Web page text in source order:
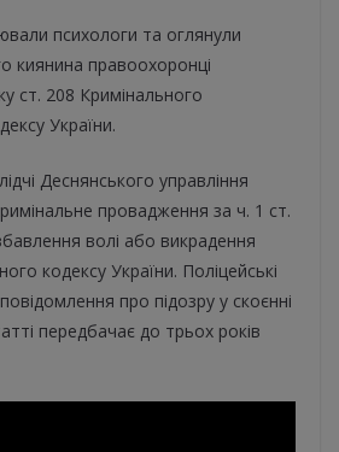
психологи та оглянули
киянина правоохоронці
ст. 208 Кримінального
України.
Деснянського управління
провадження за ч. 1 ст.
волі або викрадення
кодексу України. Поліцейські
про підозру у скоєнні
передбачає до трьох років